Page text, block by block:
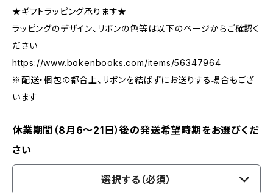
★ギフトラッピング承ります★
ラッピングのデザイン、リボンの色等は以下のページからご確認く
ださい
https://www.bokenbooks.com/items/56347964
※配送・梱包の都合上、リボンを結ばずにお送りする場合もござ
います
休業期間（8月6〜21日）後の発送希望時期をお選びくだ
さい
選択する（必須）